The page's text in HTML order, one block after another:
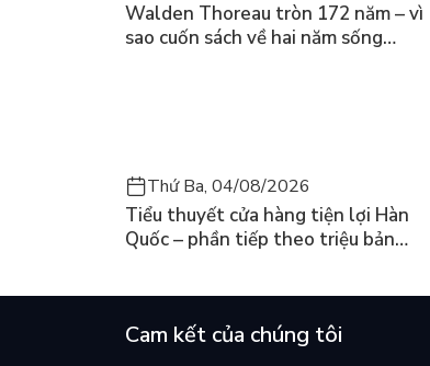
Walden Thoreau tròn 172 năm – vì
sao cuốn sách về hai năm sống
Thứ Ba, 04/08/2026
Tiểu thuyết cửa hàng tiện lợi Hàn
Quốc – phần tiếp theo triệu bản
Cam kết của chúng tôi